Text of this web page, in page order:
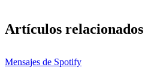
Artículos relacionados
Mensajes de Spotify